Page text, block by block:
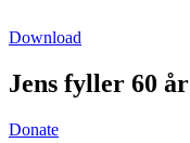
Download
Jens fyller 60 år
Donate